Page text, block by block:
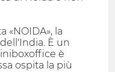
«NOIDA», la
È un
è
ospita la più